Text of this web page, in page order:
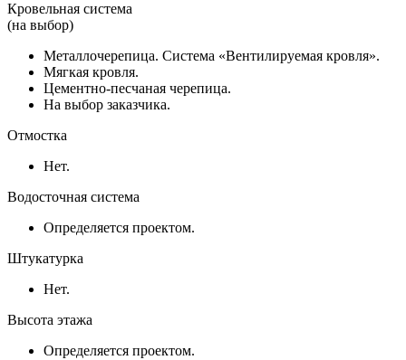
Кровельная система
(на выбор)
Металлочерепица. Система «Вентилируемая кровля».
Мягкая кровля.
Цементно-песчаная черепица.
На выбор заказчика.
Отмостка
Нет.
Водосточная система
Определяется проектом.
Штукатурка
Нет.
Высота этажа
Определяется проектом.